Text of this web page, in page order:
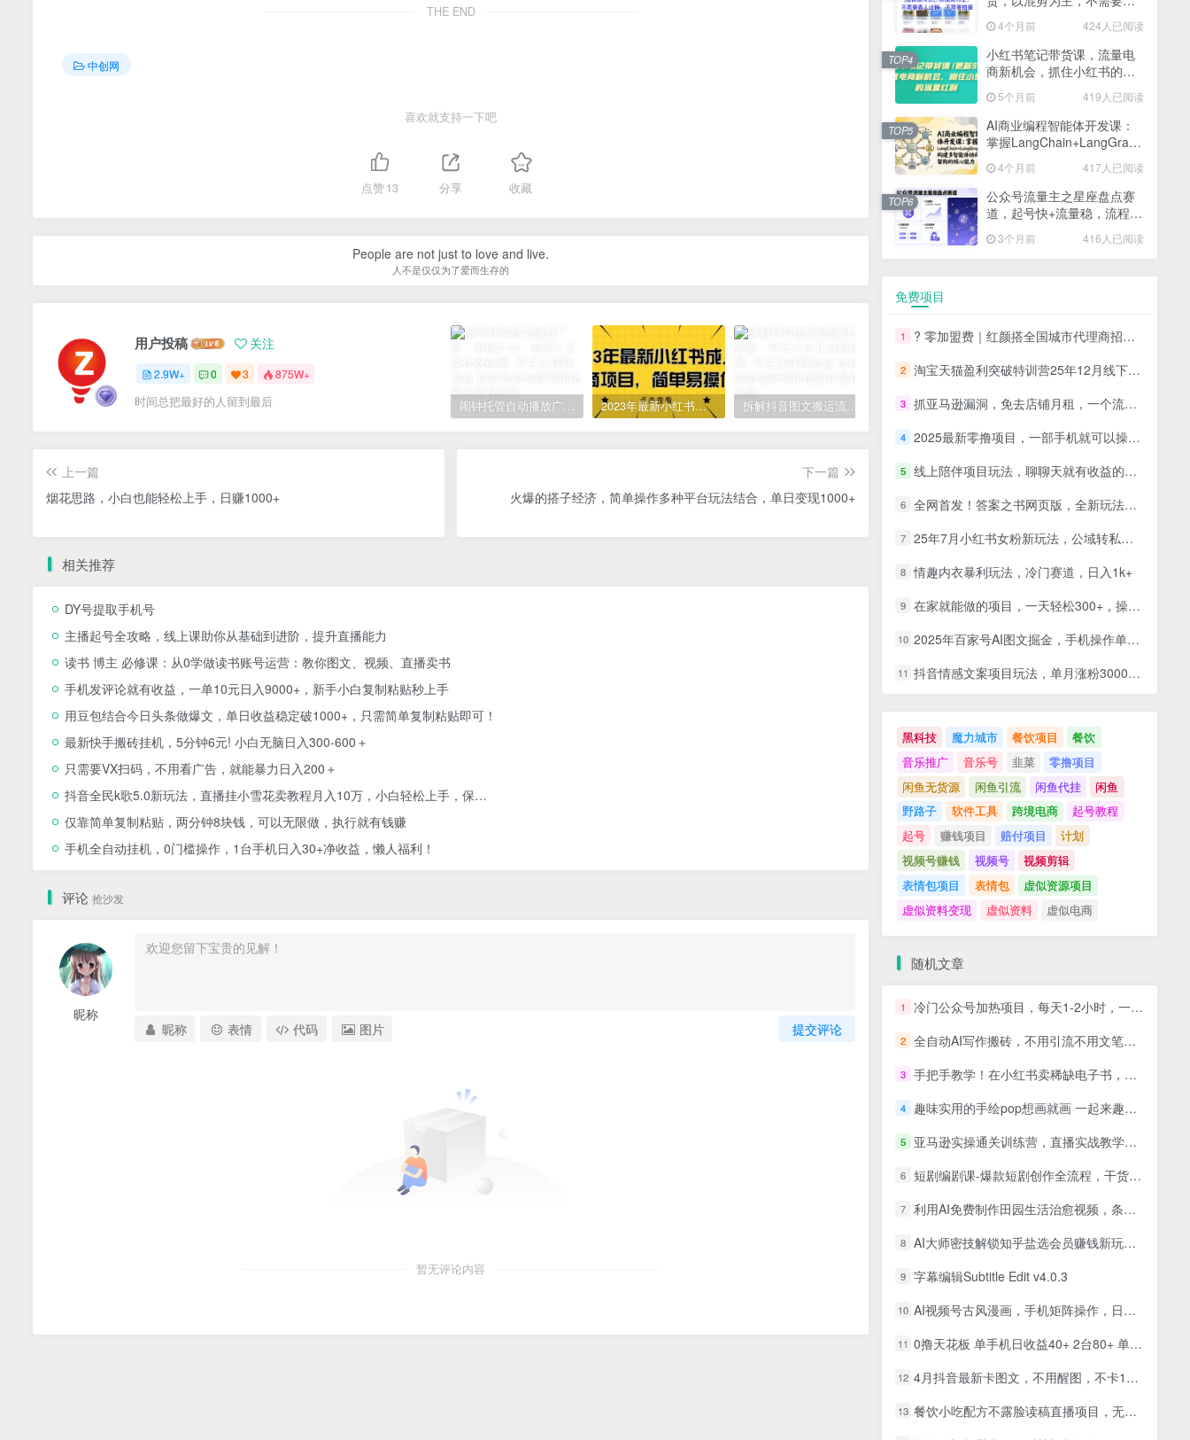
THE END
中创网
喜欢就支持一下吧
点赞13 分享 收藏
People are not just to love and live.
人不是仅仅为了爱而生存的
用户投稿 关注
2.9W+ 0 3 875W+
时间总把最好的人留到最后 闹钟托管自动播放广告，单机5-10，无需人工操作 2023年最新小红书成人电商项目，简单易操作【详细教程】 拆解抖音图文搬运流量掘金，可日入小几百 快手星火计划项目玩法，零门槛，单视频收益5000+，保姆级教程 汽水音乐听歌每天变现100+思路，第一时间入局抓住风口，玩法无私分享与你！
上一篇
烟花思路，小白也能轻松上手，日赚1000+
下一篇
火爆的搭子经济，简单操作多种平台玩法结合，单日变现1000+
相关推荐
DY号提取手机号
主播起号全攻略，线上课助你从基础到进阶，提升直播能力
读书 博主 必修课：从0学做读书账号运营：教你图文、视频、直播卖书
手机发评论就有收益，一单10元日入9000+，新手小白复制粘贴秒上手
用豆包结合今日头条做爆文，单日收益稳定破1000+，只需简单复制粘贴即可！
最新快手搬砖挂机，5分钟6元! 小白无脑日入300-600＋
只需要VX扫码，不用看广告，就能暴力日入200＋
抖音全民k歌5.0新玩法，直播挂小雪花卖教程月入10万，小白轻松上手，保…
仅靠简单复制粘贴，两分钟8块钱，可以无限做，执行就有钱赚
手机全自动挂机，0门槛操作，1台手机日入30+净收益，懒人福利！
评论 抢沙发
昵称
提交评论
昵称 表情 代码 图片
暂无评论内容
8 情趣内衣暴利玩法，冷门赛道，日入1k+
9 在家就能做的项目，一天轻松300+，操作简单上手快
10 2025年百家号AI图文掘金，手机操作单号月入4-5位数，低门槛【附指令+工具】
抖音情感文案项目玩法，单月涨粉3000+，新手小白也能做
26年3月】
4个月前 424人已阅读
小红书笔记带货课，流量电
商新机会，抓住小红书的流
5个月前 419人已阅读
TOP4
AI商业编程智能体开发课：
掌握LangChain+LangGraph
心能力
4个月前 417人已阅读
TOP5
公众号流量主之星座盘点赛
道，起号快+流量稳，流程简
3个月前 416人已阅读
TOP6
免费项目
1 ? 零加盟费｜红颜搭全国城市代理商招募正式启动！
2 淘宝天猫盈利突破特训营25年12月线下课，系统性的深度剖析电商企业经营之道，打造电商标准化运营体系
3 抓亚马逊漏洞，免去店铺月租，一个流量大竞争小，让你有机会成大卖的赛道
4 2025最新零撸项目，一部手机就可以操作，20秒一单，零投入纯薅羊毛，无门槛，一天200+【揭秘】
5 线上陪伴项目玩法，聊聊天就有收益的项目，一个月收益5000+
6 全网首发！答案之书网页版，全新玩法，搭配文档和网页，日入1k+零门槛小白首选副业
7 25年7月小红书女粉新玩法，公域转私域变现，日轻松变现2张+，5分钟简单复制好上手
8 情趣内衣暴利玩法，冷门赛道，日入1k+
9 在家就能做的项目，一天轻松300+，操作简单上手快
10 2025年百家号AI图文掘金，手机操作单号月入4-5位数，低门槛【附指令+工具】
11 抖音情感文案项目玩法，单月涨粉3000+，新手小白也能做
黑科技 魔力城市 餐饮项目
餐饮
音乐推广
音乐号 韭菜
零撸项目
闲鱼无货源
闲鱼引流 闲鱼代挂
闲鱼
野路子
软件工具 跨境电商
起号教程
起号
赚钱项目 赔付项目
计划
视频号赚钱
视频号
视频剪辑
表情包项目
表情包
虚似资源项目
虚似资料变现
虚似资料 虚似电商
随机文章
1 冷门公众号加热项目，每天1-2小时，一单100-300+
2 全自动AI写作搬砖，不用引流不用文笔，日入500+，长期稳定副业【揭秘】
3 手把手教学！在小红书卖稀缺电子书，单份利润2张+的完整方案
4 趣味实用的手绘pop想画就画 一起来趣味绘画（30节课）
5 亚马逊实操通关训练营，直播实战教学与AI应用，助卖家从0到精通打造盈利店铺（更新4月17日）
6 短剧编剧课-爆款短剧创作全流程，干货满满，内容权威【20节视频课】
7 利用AI免费制作田园生活治愈视频，条条爆款点赞20W，单日变现几张
8 AI大师密技解锁知乎盐选会员赚钱新玩法，轻松搬运内容财富翻倍，小白也能月入过万【揭秘】
9 字幕编辑Subtitle Edit v4.0.3
10 AI视频号古风漫画，手机矩阵操作，日入1k+
11 0撸天花板 单手机日收益40+ 2台80+ 单人可操作10台 做了就有 长期稳定
12 4月抖音最新卡图文，不用醒图，不卡1万播放，10秒搬运一个作品
13 餐饮小吃配方不露脸读稿直播项目，无需露脸，月入3万+附小吃配方资源